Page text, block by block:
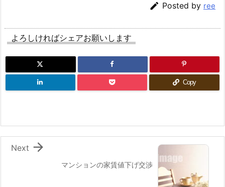
 Posted by ree
よろしければシェアお願いします
Copy
マンションの家賃値下げ交渉

Next